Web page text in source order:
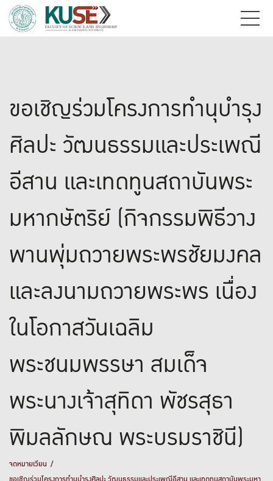
ขอเชิญร่วมโครงการทำนุบำรุง
ศิลปะ วัฒนธรรมและประเพณี
อีสาน และเทดทูนสถาบันพระ
มหากษัตริย์ (กิจกรรมพิธีวาง
พานพุ่มถวายพระพรชัยมงคล
และลงนามถวายพระพร เนื่อง
ในโอกาสวันเฉลิม
พระชนมพรรษา สมเด็จ
พระนางเจ้าสุทิดา พัชรสุธา
พิมลลักษณ พระบรมราชินี)
จดหมายเวียน